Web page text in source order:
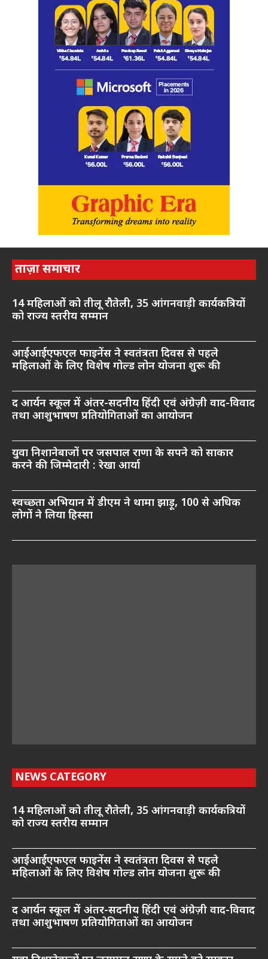
ताज़ा समाचार
14 महिलाओं को तीलू रौतेली, 35 आंगनवाड़ी कार्यकत्रियों
को राज्य स्तरीय सम्मान
आईआईएफएल फाइनेंस ने स्वतंत्रता दिवस से पहले
महिलाओं के लिए विशेष गोल्ड लोन योजना शुरू की
द आर्यन स्कूल में अंतर-सदनीय हिंदी एवं अंग्रेज़ी वाद-विवाद
तथा आशुभाषण प्रतियोगिताओं का आयोजन
युवा निशानेबाजों पर जसपाल राणा के सपने को साकार
करने की जिम्मेदारी : रेखा आर्या
स्वच्छता अभियान में डीएम ने थामा झाड़ू, 100 से अधिक
लोगों ने लिया हिस्सा
NEWS CATEGORY
14 महिलाओं को तीलू रौतेली, 35 आंगनवाड़ी कार्यकत्रियों
को राज्य स्तरीय सम्मान
आईआईएफएल फाइनेंस ने स्वतंत्रता दिवस से पहले
महिलाओं के लिए विशेष गोल्ड लोन योजना शुरू की
द आर्यन स्कूल में अंतर-सदनीय हिंदी एवं अंग्रेज़ी वाद-विवाद
तथा आशुभाषण प्रतियोगिताओं का आयोजन